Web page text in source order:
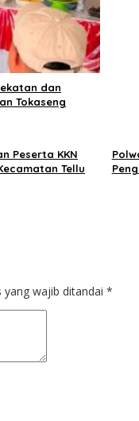
dan
Tokaseng
Peserta KKN
Tellu
yang wajib ditandai *